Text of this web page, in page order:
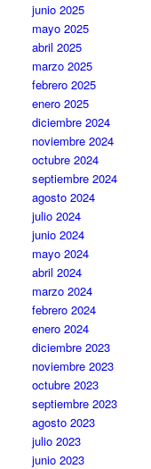
junio 2025
mayo 2025
abril 2025
marzo 2025
febrero 2025
enero 2025
diciembre 2024
noviembre 2024
octubre 2024
septiembre 2024
agosto 2024
julio 2024
junio 2024
mayo 2024
abril 2024
marzo 2024
febrero 2024
enero 2024
diciembre 2023
noviembre 2023
octubre 2023
septiembre 2023
agosto 2023
julio 2023
junio 2023